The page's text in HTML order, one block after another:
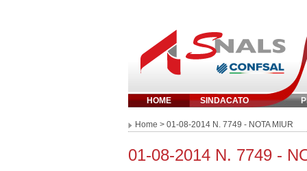
HOME SINDACATO
Inserisci parola
Home > 01-08-2014 N. 7749 - NOTA MIUR
01-08-2014 N. 7749 -